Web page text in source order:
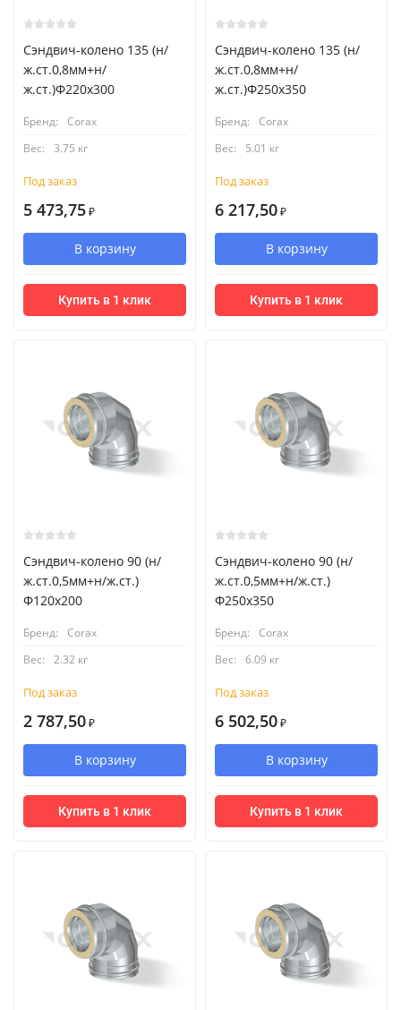
Сэндвич-колено 135 (н/
ж.ст.0,8мм+н/
ж.ст.)Ф220х300
Бренд:
Corax
Вес:
3.75 кг
Под заказ
5 473,75 ₽
В корзину
Купить в 1 клик
Сэндвич-колено 135 (н/
ж.ст.0,8мм+н/
ж.ст.)Ф250х350
Бренд:
Corax
Вес:
5.01 кг
Под заказ
6 217,50 ₽
В корзину
Купить в 1 клик
Сэндвич-колено 90 (н/
ж.ст.0,5мм+н/ж.ст.)
Ф120х200
Бренд:
Corax
Вес:
2.32 кг
Под заказ
2 787,50 ₽
В корзину
Купить в 1 клик
Сэндвич-колено 90 (н/
ж.ст.0,5мм+н/ж.ст.)
Ф250х350
Бренд:
Corax
Вес:
6.09 кг
Под заказ
6 502,50 ₽
В корзину
Купить в 1 клик